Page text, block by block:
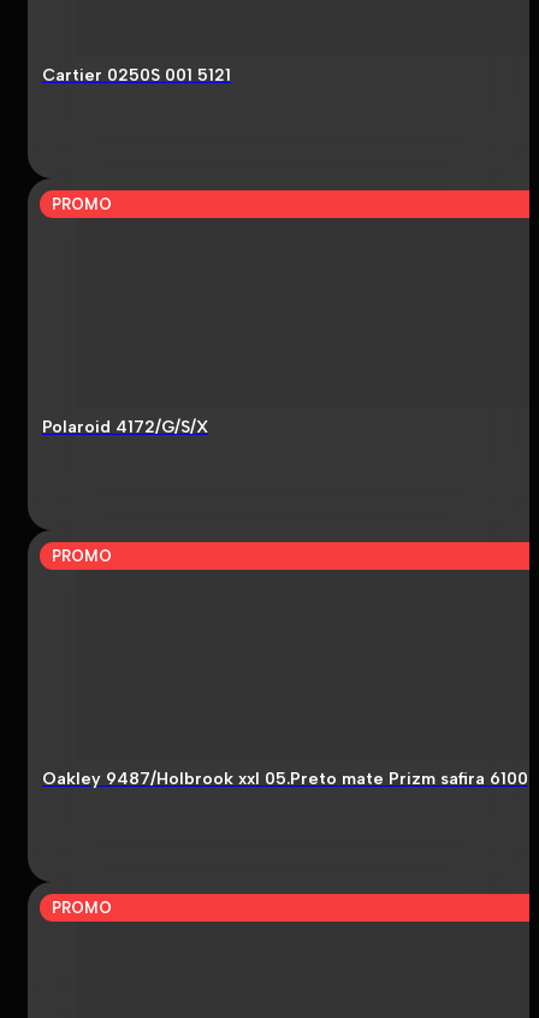
Cartier 0250S 001 5121
PROMO
Polaroid 4172/G/S/X
PROMO
Oakley 9487/Holbrook xxl 05.Preto mate Prizm safira 6100
PROMO